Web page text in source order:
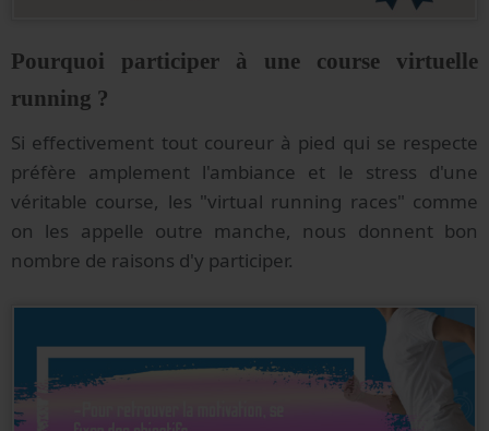
Pourquoi participer à une course virtuelle
running ?
Si effectivement tout coureur à pied qui se respecte
préfère amplement l'ambiance et le stress d'une
véritable course, les "virtual running races" comme
on les appelle outre manche, nous donnent bon
nombre de raisons d'y participer.